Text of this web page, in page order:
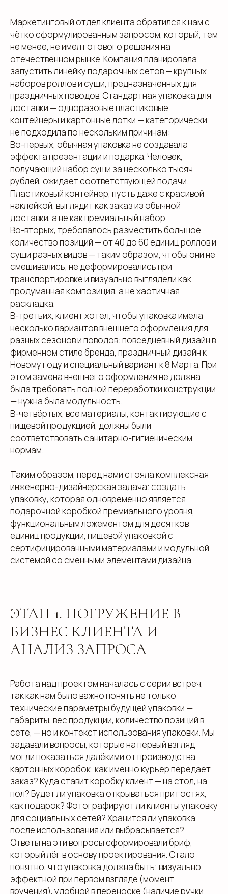
Маркетинговый отдел клиента обратился к нам с
чётко сформулированным запросом, который, тем
не менее, не имел готового решения на
отечественном рынке. Компания планировала
запустить линейку подарочных сетов — крупных
наборов роллов и суши, предназначенных для
праздничных поводов. Стандартная упаковка для
доставки — одноразовые пластиковые
контейнеры и картонные лотки — категорически
не подходила по нескольким причинам:
Во-первых, обычная упаковка не создавала
эффекта презентации и подарка. Человек,
получающий набор суши за несколько тысяч
рублей, ожидает соответствующей подачи.
Пластиковый контейнер, пусть даже с красивой
наклейкой, выглядит как заказ из обычной
доставки, а не как премиальный набор.
Во-вторых, требовалось разместить большое
количество позиций — от 40 до 60 единиц роллов и
суши разных видов — таким образом, чтобы они не
смешивались, не деформировались при
транспортировке и визуально выглядели как
продуманная композиция, а не хаотичная
раскладка.
В-третьих, клиент хотел, чтобы упаковка имела
несколько вариантов внешнего оформления для
разных сезонов и поводов: повседневный дизайн в
фирменном стиле бренда, праздничный дизайн к
Новому году и специальный вариант к 8 Марта. При
этом замена внешнего оформления не должна
была требовать полной переработки конструкции
— нужна была модульность.
В-четвёртых, все материалы, контактирующие с
пищевой продукцией, должны были
соответствовать санитарно-гигиеническим
нормам.
Таким образом, перед нами стояла комплексная
инженерно-дизайнерская задача: создать
упаковку, которая одновременно является
подарочной коробкой премиального уровня,
функциональным ложементом для десятков
единиц продукции, пищевой упаковкой с
сертифицированными материалами и модульной
системой со сменными элементами дизайна.
ЭТАП 1. ПОГРУЖЕНИЕ В
БИЗНЕС КЛИЕНТА И
АНАЛИЗ ЗАПРОСА
Работа над проектом началась с серии встреч,
так как нам было важно понять не только
технические параметры будущей упаковки —
габариты, вес продукции, количество позиций в
сете, — но и контекст использования упаковки. Мы
задавали вопросы, которые на первый взгляд
могли показаться далёкими от производства
картонных коробок: как именно курьер передаёт
заказ? Куда ставит коробку клиент — на стол, на
пол? Будет ли упаковка открываться при гостях,
как подарок? Фотографируют ли клиенты упаковку
для социальных сетей? Хранится ли упаковка
после использования или выбрасывается?
Ответы на эти вопросы сформировали бриф,
который лёг в основу проектирования. Стало
понятно, что упаковка должна быть: визуально
эффектной при первом взгляде (момент
вручения), удобной в переноске (наличие ручки